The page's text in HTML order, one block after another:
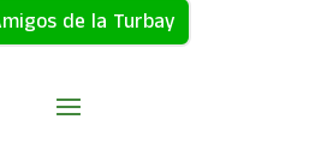
de la Turbay